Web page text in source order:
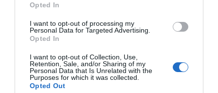
Opted In
I want to opt-out of processing my
Personal Data for Targeted Advertising.
Opted In
I want to opt-out of Collection, Use,
Retention, Sale, and/or Sharing of my
Personal Data that Is Unrelated with the
Purposes for which it was collected.
Opted Out
om mig.
Tillbehör och liknande:
RECEPT